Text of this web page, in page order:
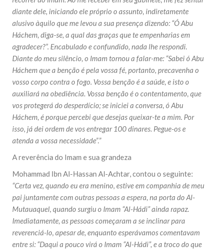
diante dele, iniciando ele próprio o assunto, indiretamente
alusivo àquilo que me levou a sua presença dizendo: “Ó Abu
Háchem, diga-se, a qual das graças que te empenharias em
agradecer?”. Encabulado e confundido, nada lhe respondi.
Diante do meu silêncio, o Imam tornou a falar-me: “Sabei ó Abu
Háchem que a benção é pela vossa fé, portanto, precavenha o
vosso corpo contra o fogo. Vossa benção é a saúde, e isto o
auxiliará na obediência. Vossa benção é o contentamento, que
vos protegerá do desperdício; se iniciei a conversa, ó Abu
Háchem, é porque percebi que desejas queixar-te a mim. Por
isso, já dei ordem de vos entregar 100 dinares. Pegue-os e
atenda a vossa necessidade”.”
A reverência do Imam e sua grandeza
Mohammad Ibn Al-Hassan Al-Achtar, contou o seguinte:
“Certa vez, quando eu era menino, estive em companhia de meu
pai juntamente com outras pessoas a espera, na porta do Al-
Mutauaquel, quando surgiu o Imam “Al-Hádi” ainda rapaz.
Imediatamente, as pessoas começaram a se inclinar para
reverenciá-lo, apesar de, enquanto esperávamos comentavam
entre si: “Daqui a pouco virá o Imam “Al-Hádi”, e a troco do que